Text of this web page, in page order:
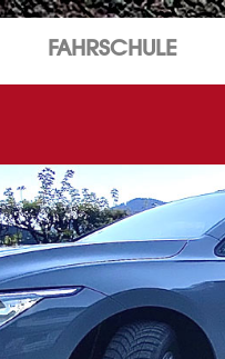
FAHRSCHULE